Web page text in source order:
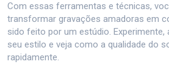
Com essas ferramentas e técnicas,
transformar gravações amadoras em
sido feito por um estúdio. Experimente,
seu estilo e veja como a qualidade do
rapidamente.